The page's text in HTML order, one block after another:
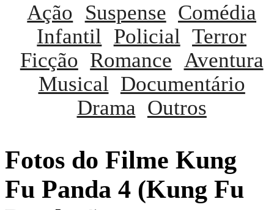
Ação Suspense Comédia
Infantil
Policial Terror
Ficção Romance Aventura
Musical
Documentário
Drama Outros
Fotos do Filme Kung
Fu Panda 4 (Kung Fu